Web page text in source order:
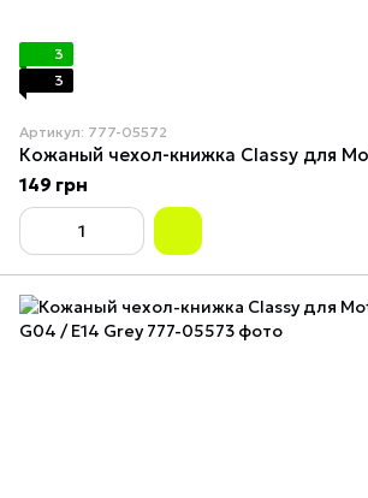
3
3
Артикул: 777-05572
149 грн